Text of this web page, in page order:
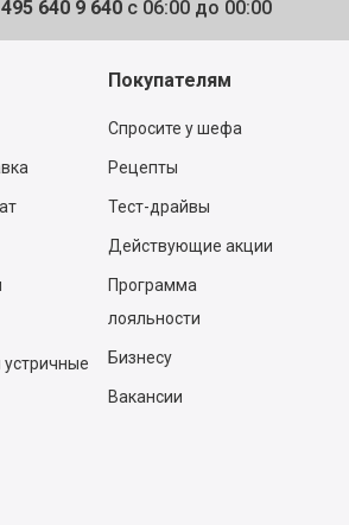
640 9 640 с 06:00 до 00:00
устричные
Покупателям
Спросите у шефа
Рецепты
Тест-драйвы
Действующие акции
Программа
лояльности
Бизнесу
Вакансии